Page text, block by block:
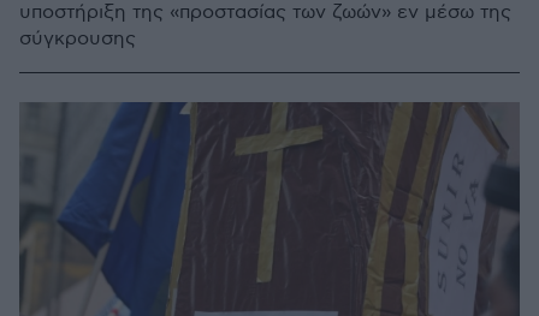
υποστήριξη της «προστασίας των ζωών» εν μέσω της
σύγκρουσης